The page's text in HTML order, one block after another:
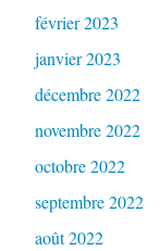
février 2023
janvier 2023
décembre 2022
novembre 2022
octobre 2022
septembre 2022
août 2022